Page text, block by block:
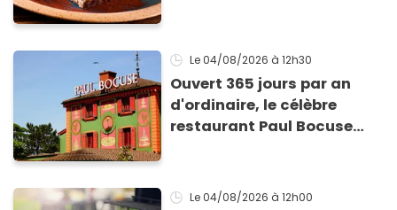
Le 04/08/2026 à 12h30
Ouvert 365 jours par an
d'ordinaire, le célèbre
restaurant Paul Bocuse
Le 04/08/2026 à 12h00